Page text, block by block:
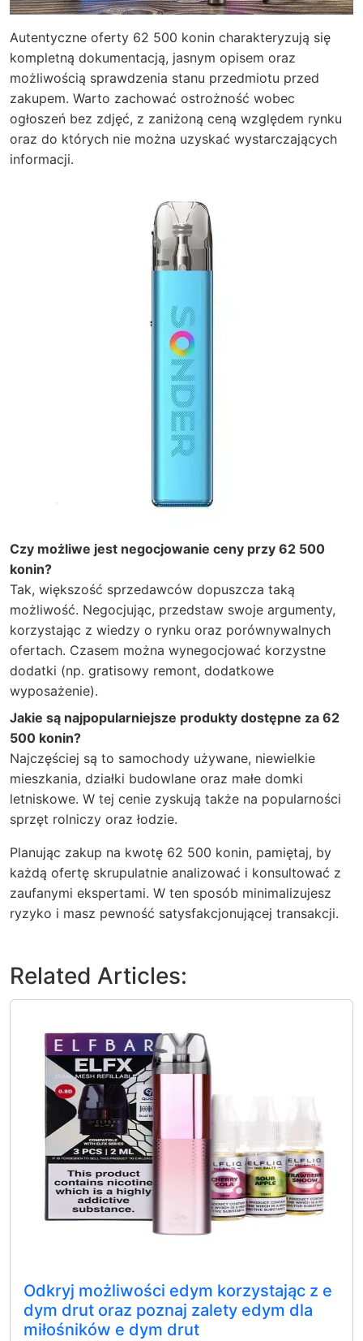
Autentyczne oferty 62 500 konin charakteryzują się
kompletną dokumentacją, jasnym opisem oraz
możliwością sprawdzenia stanu przedmiotu przed
zakupem. Warto zachować ostrożność wobec
ogłoszeń bez zdjęć, z zaniżoną ceną względem rynku
oraz do których nie można uzyskać wystarczających
informacji.
Czy możliwe jest negocjowanie ceny przy 62 500
konin?
Tak, większość sprzedawców dopuszcza taką
możliwość. Negocjując, przedstaw swoje argumenty,
korzystając z wiedzy o rynku oraz porównywalnych
ofertach. Czasem można wynegocjować korzystne
dodatki (np. gratisowy remont, dodatkowe
wyposażenie).
Jakie są najpopularniejsze produkty dostępne za 62
500 konin?
Najczęściej są to samochody używane, niewielkie
mieszkania, działki budowlane oraz małe domki
letniskowe. W tej cenie zyskują także na popularności
sprzęt rolniczy oraz łodzie.
Planując zakup na kwotę 62 500 konin, pamiętaj, by
każdą ofertę skrupulatnie analizować i konsultować z
zaufanymi ekspertami. W ten sposób minimalizujesz
ryzyko i masz pewność satysfakcjonującej transakcji.
Related Articles:
Odkryj możliwości edym korzystając z e
dym drut oraz poznaj zalety edym dla
miłośników e dym drut